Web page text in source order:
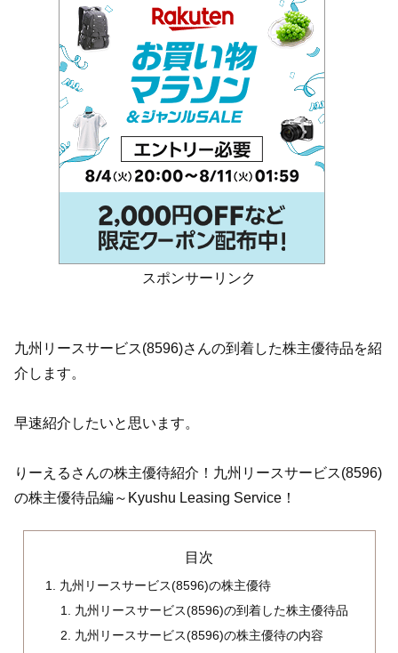
スポンサーリンク
九州リースサービス(8596)さんの到着した株主優待品を紹
介します。
早速紹介したいと思います。
りーえるさんの株主優待紹介！九州リースサービス(8596)
の株主優待品編～Kyushu Leasing Service！
目次
九州リースサービス(8596)の株主優待
九州リースサービス(8596)の到着した株主優待品
九州リースサービス(8596)の株主優待の内容